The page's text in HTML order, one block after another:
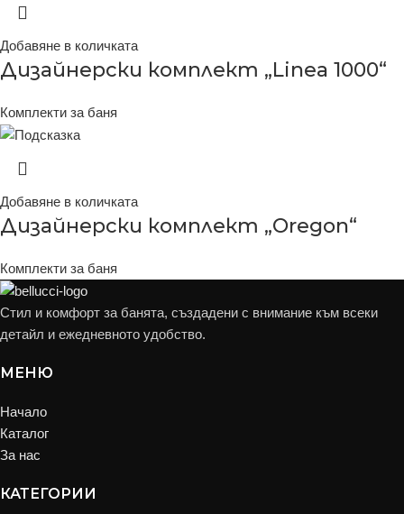
Добавяне в количката
Дизайнерски комплект „Linea 1000“
Комплекти за баня
Добавяне в количката
Дизайнерски комплект „Oregon“
Комплекти за баня
Стил и комфорт за банята, създадени с внимание към всеки
детайл и ежедневното удобство.
МЕНЮ
Начало
Каталог
За нас
КАТЕГОРИИ